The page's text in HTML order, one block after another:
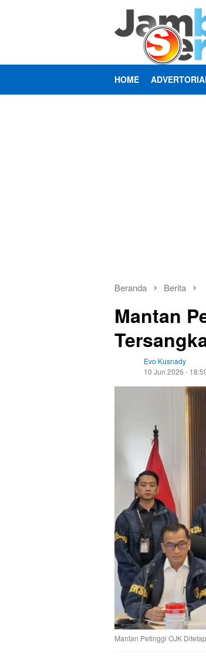
HOME
Beranda Berita
Mantan
Evo Kusnady
10 Jun 2026 -
Mantan Petinggi OJK